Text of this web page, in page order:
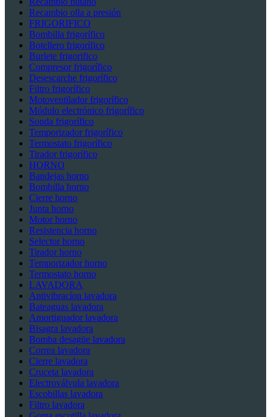
Recambio olla a presión
FRIGORIFICO
Bombilla frigorífico
Botellero frigorífico
Burlete frigorifico
Compresor frigorífico
Desescarche frigorífico
Filtro frigorífico
Motoventilador frigorífico
Módulo electrónico frigorífico
Sonda frigorífico
Temporizador frigorífico
Termostato frigorífico
Tirador frigorífico
HORNO
Bandejas horno
Bombilla horno
Cierre horno
Junta horno
Motor horno
Resistencia horno
Selector horno
Tirador horno
Temporizador horno
Termostato horno
LAVADORA
Antivibracíon lavadora
Bateaguas lavadora
Amortiguador lavadora
Bisagra lavadora
Bomba desagüe lavadora
Correa lavadora
Cierre lavadora
Cruceta lavadora
Electroválvula lavadora
Escobillas lavadora
Filtro lavadora